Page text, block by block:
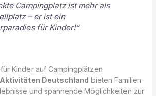
Campingplatz ist mehr als
– er ist ein
für Kinder!“
Kinder auf Campingplätzen
Deutschland bieten Familien
und spannende Möglichkeiten zur